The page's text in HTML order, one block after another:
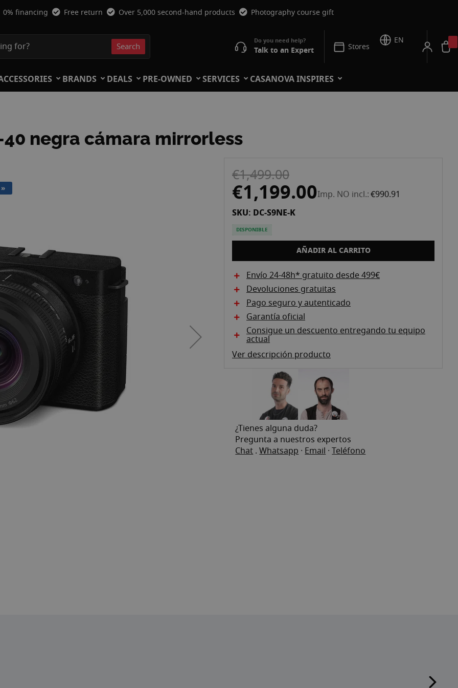
0% financing Free return Over 5,000 second-hand products Photography course gift
Search Talk to an Expert Stores
EN
BRANDS DEALS PRE-OWNED SERVICES CASANOVA INSPIRES
40 negra cámara mirrorless
€1,499.00
€1,199.00Imp. NO incl. €990.91
SKU: DC-S9NE-K
DISPONIBLE
AÑADIR AL CARRITO
Envío 24-48h* gratuito desde 499€
Devoluciones gratuitas
Pago seguro y autenticado
Garantía oficial
Consigue un descuento entregando tu equipo
actual
Ver descripción producto
¿Tienes alguna duda?
Pregunta a nuestros expertos
Chat.Whatsapp·Email·Teléfono